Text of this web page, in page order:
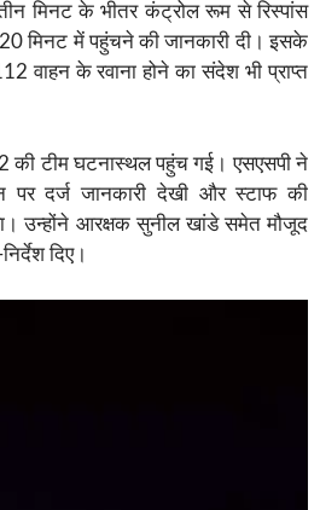
मिनट के भीतर कंट्रोल रूम से रिस्पांस
मिनट में पहुंचने की जानकारी दी। इसके
वाहन के रवाना होने का संदेश भी प्राप्त
की टीम घटनास्थल पहुंच गई। एसएसपी ने
पर दर्ज जानकारी देखी और स्टाफ की
उन्होंने आरक्षक सुनील खांडे समेत मौजूद
दिए।